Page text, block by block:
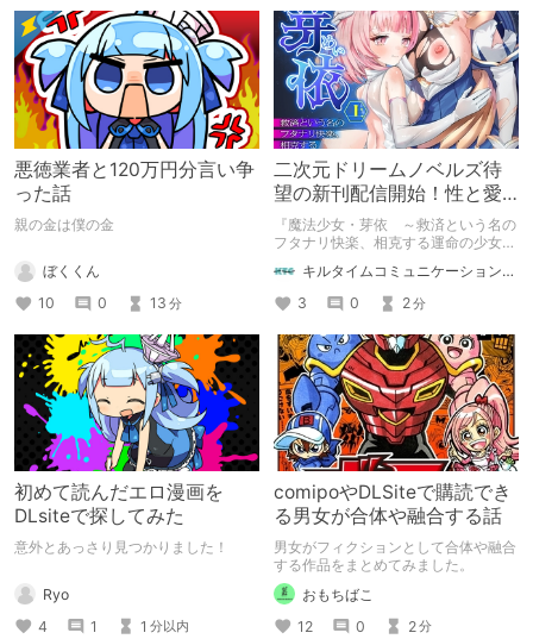
悪徳業者と120万円分言い争
った話
親の金は僕の金
ぼくくん
10
0 13 分
二次元ドリームノベルズ待
望の新刊配信開始！性と愛
が渦巻く、ファンタジー官
能小説開幕！
『魔法少女・芽依 ～救済という名の
フタナリ快楽、相克する運命の少女た
ト：鳩春 一気に上・下巻が同時配
信！
キルタイムコミュニケーション（KTC）の作品を一人でも多くの人に知ってほしい人
3
0 2分
初めて読んだエロ漫画を
DLsiteで探してみた
意外とあっさり見つかりました！
Ryo
4
1 1 分以内
comipoやDLSiteで購読でき
る男女が合体や融合する話
男女がフィクションとして合体や融合
する作品をまとめてみました。
おもちばこ
12
0 2分